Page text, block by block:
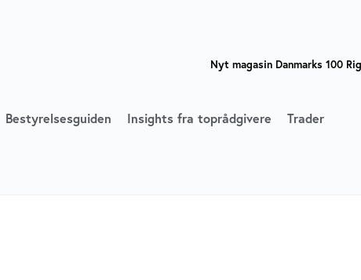
Nyt magasin Danmarks 100
Bestyrelsesguiden Insights fra toprådgivere
Trader